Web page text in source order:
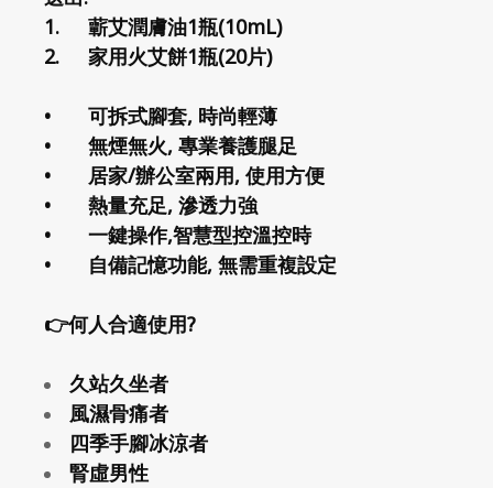
1.
蘄艾潤膚油1瓶(10mL)
2.
家用火艾餅1瓶(20片)
•
可拆式腳套, 時尚輕薄
•
無煙無火, 專業養護腿足
•
居家/辦公室兩用, 使用方便
•
熱量充足, 滲透力強
•
一鍵操作,智慧型控溫控時
•
自備記憶功能, 無需重複設定
👉何人合適使用?
久站久坐者
風濕骨痛者
四季手腳冰涼者
腎虛男性